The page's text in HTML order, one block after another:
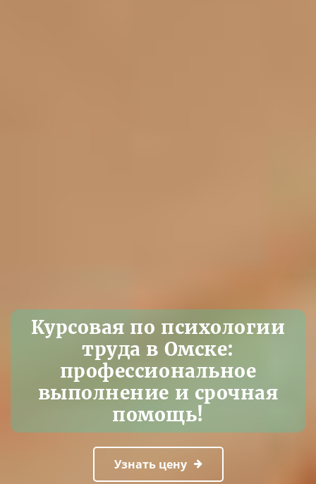
Курсовая по психологии
труда в Омске:
профессиональное
выполнение и срочная
помощь!
Узнать цену